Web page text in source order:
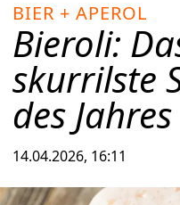
BIER + APEROL
Bieroli:
skurrilste
des Jahres
14.04.2026, 16:11